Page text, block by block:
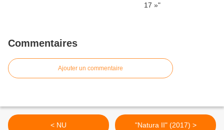
Commentaires
Ajouter un commentaire
< NU "Natura II" (2017) >